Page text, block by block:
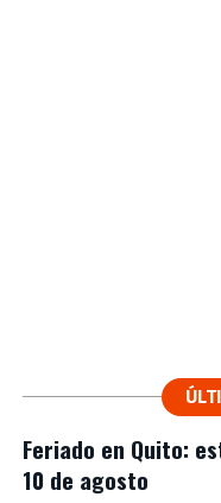
Feriado en Quito:
10 de agosto